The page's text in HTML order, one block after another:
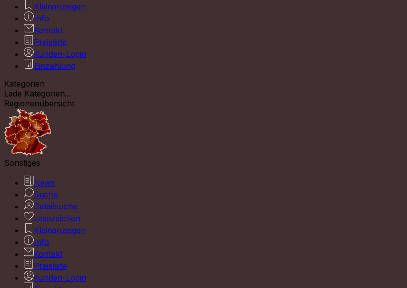
Kleinanzeigen
Info
Kontakt
Preisliste
Kunden-Login
Einzahlung
Kategorien
Lade Kategorien...
Regionenübersicht
Sonstiges
News
Suche
Detailsuche
Lesezeichen
Kleinanzeigen
Info
Kontakt
Preisliste
Kunden-Login